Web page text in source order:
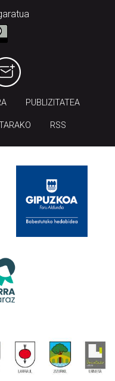
PUBLIZITATEA
RSS